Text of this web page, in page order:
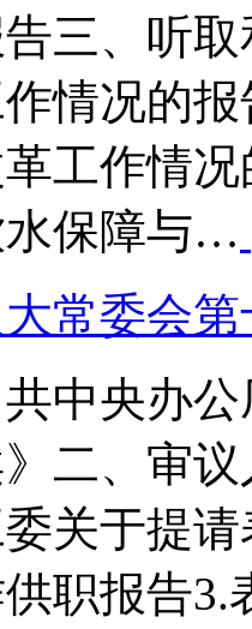
三、听
情况的
工作情
水保障与…
常委会
中央办
二、审
关于提
职报告3.